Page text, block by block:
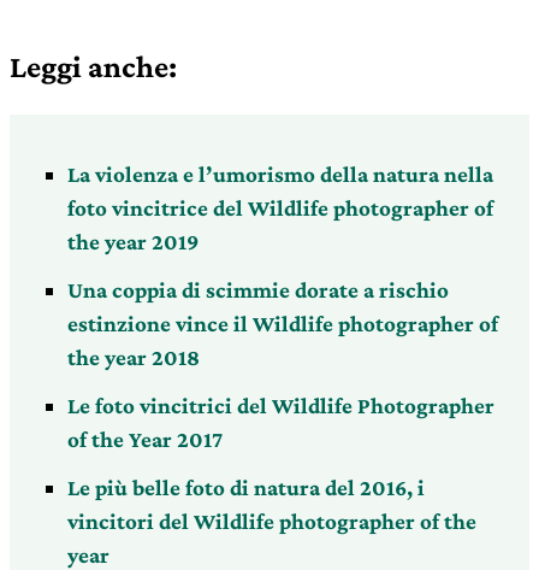
Leggi anche:
La violenza e l’umorismo della natura nella
foto vincitrice del Wildlife photographer of
the year 2019
Una coppia di scimmie dorate a rischio
estinzione vince il Wildlife photographer of
the year 2018
Le foto vincitrici del Wildlife Photographer
of the Year 2017
Le più belle foto di natura del 2016, i
vincitori del Wildlife photographer of the
year